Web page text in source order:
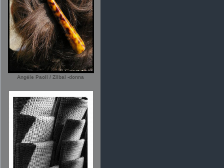
Angèle Paoli / Zilbal -donna